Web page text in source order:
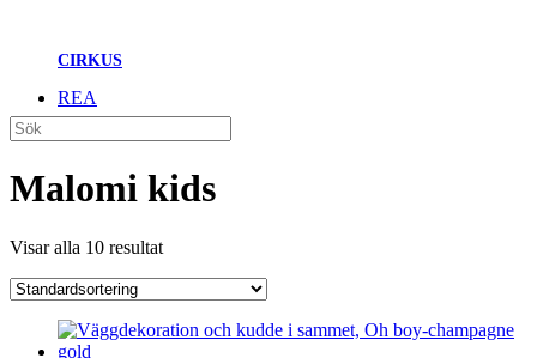
CIRKUS
REA
Malomi kids
Visar alla 10 resultat